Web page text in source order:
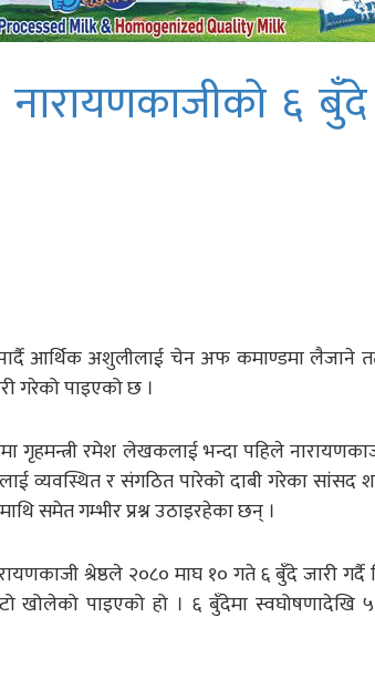
नारायणकाजीको ६
आर्थिक अशुलीलाई चेन अफ कमाण्डमा लैजाने
गरेको पाइएको छ ।
गृहमन्त्री रमेश लेखकलाई भन्दा पहिले
व्यवस्थित र संगठित पारेको दाबी गरेका सांसद
समेत गम्भीर प्रश्न उठाइरहेका छन् ।
श्रेष्ठले २०८० माघ १० गते ६ बुँदे जारी
खोलेको पाइएको हो । ६ बुँदेमा